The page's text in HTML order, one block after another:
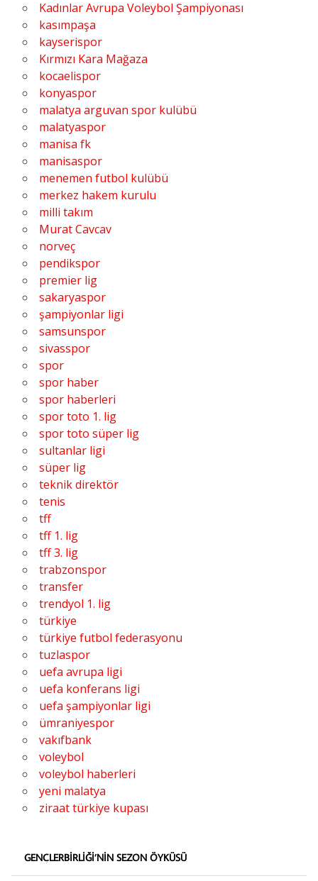
Kadınlar Avrupa Voleybol Şampiyonası
kasımpaşa
kayserispor
Kırmızı Kara Mağaza
kocaelispor
konyaspor
malatya arguvan spor kulübü
malatyaspor
manisa fk
manisaspor
menemen futbol kulübü
merkez hakem kurulu
milli takım
Murat Cavcav
norveç
pendikspor
premier lig
sakaryaspor
şampiyonlar ligi
samsunspor
sivasspor
spor
spor haber
spor haberleri
spor toto 1. lig
spor toto süper lig
sultanlar ligi
süper lig
teknik direktör
tenis
tff
tff 1. lig
tff 3. lig
trabzonspor
transfer
trendyol 1. lig
türkiye
türkiye futbol federasyonu
tuzlaspor
uefa avrupa ligi
uefa konferans ligi
uefa şampiyonlar ligi
ümraniyespor
vakıfbank
voleybol
voleybol haberleri
yeni malatya
ziraat türkiye kupası
GENÇLERBIRLIĞI’NIN SEZON ÖYKÜSÜ